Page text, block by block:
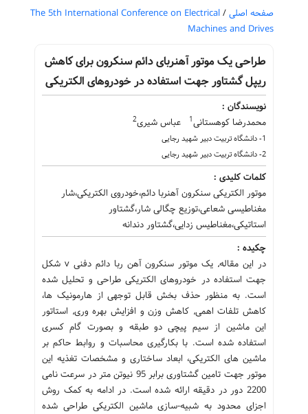
صفحه اصلی /
The 5th International Conference on Electrical
Machines and Drives
طراحی یک موتور آهنربای دائم سنکرون برای کاهش
ریپل گشتاور جهت استفاده در خودروهای الکتریکی
نویسندگان :
محمدرضا کوهستانی1 عباس شیری2
1- دانشگاه تربیت دبیر شهید رجایی
2- دانشگاه تربیت دبیر شهید رجایی
کلمات کلیدی :
موتور الکتریکی سنکرون آهنربا دائم،خودروی الکتریکی،شار
مغناطیسی شعاعی،توزیع چگالی شار،گشتاور
استاتیکی،مغناطیس زدایی،گشتاور دندانه
چکیده :
در این مقاله⸲ یک موتور سنکرون آهن ربا دائم دفنی v شکل
جهت استفاده در خودروهای الکتریکی طراحی و تحلیل شده
است. به منظور حذف بخش قابل توجهی از هارمونیک ها،
کاهش تلفات اهمی⸲ کاهش وزن و افزایش بهره وری⸲ استاتور
این ماشین از سیم پیچی دو طبقه و بصورت گام کسری
استفاده شده است. با بکارگیری محاسبات و روابط حاکم بر
ماشین های الکتریکی، ابعاد ساختاری و مشخصات تغذیه این
موتور جهت تامین گشتاوری برابر 95 نیوتن متر در سرعت نامی
2200 دور در دقیقه ارائه شده است. در ادامه به کمک روش
اجزای محدود به شبیه-سازی ماشین الکتریکی طراحی شده